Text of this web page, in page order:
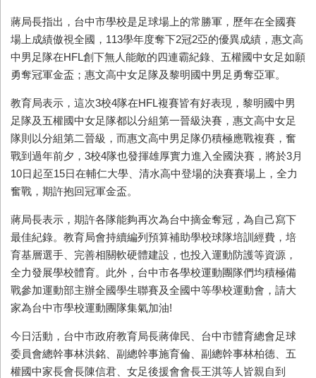
蔣局長指出，台中市學校是足球場上的常勝軍，歷年在全國賽
場上成績傲視全國，113學年度奪下2冠2亞的優異成績，惠文高
中男足隊在HFL創下無人能敵的四連霸紀錄、五權國中女足如願
勇奪冠軍金盃；惠文高中女足隊及黎明國中男足勇奪亞軍。
教育局表示，這次3校4隊在HFL複賽皆有好表現，黎明國中男
足隊及五權國中女足隊都以分組第一晉級決賽，惠文高中女足
隊則以分組第二晉級，而惠文高中男足隊仍積極應戰複賽，奮
戰到過年前夕，3校4隊也發揮雄厚實力進入全國決賽，將於3月
10日起至15日在輔仁大學、清水高中登場的決賽賽場上，全力
奮戰，期許抱回冠軍金盃。
蔣局長表示，期許各隊能夠再次為台中摘金奪冠，為自己寫下
最佳紀錄。教育局會持續編列預算補助學校球隊培訓經費，培
育基層選手、完善相關軟硬體建設，也投入運動防護等資源，
全力發展學校體育。此外，台中市各學校運動團隊們均積極備
戰參加運動部主辦全國學生聯賽及全國中等學校運動會，請大
家為台中市學校運動團隊集氣加油!
今日活動， 台中市政府教育局長蔣偉民、台中市體育總會足球
委員會總幹事林洪銘、副總幹事施育倫、副總幹事林柏德、五
權國中家長會長陳信君、女足後援會會長王淇等人皆親自到